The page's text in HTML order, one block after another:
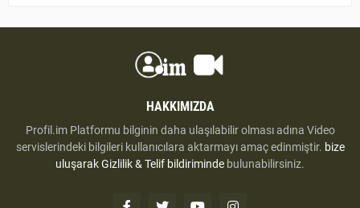
HAKKIMIZDA
Profil.im Platformu bilginin daha ulaşılabilir olması adına Video
servislerindeki bilgileri kullanıcılara aktarmayı amaç edinmiştir. bize
uluşarakGizlilik & Telif bildiriminde bulunabilirsiniz.